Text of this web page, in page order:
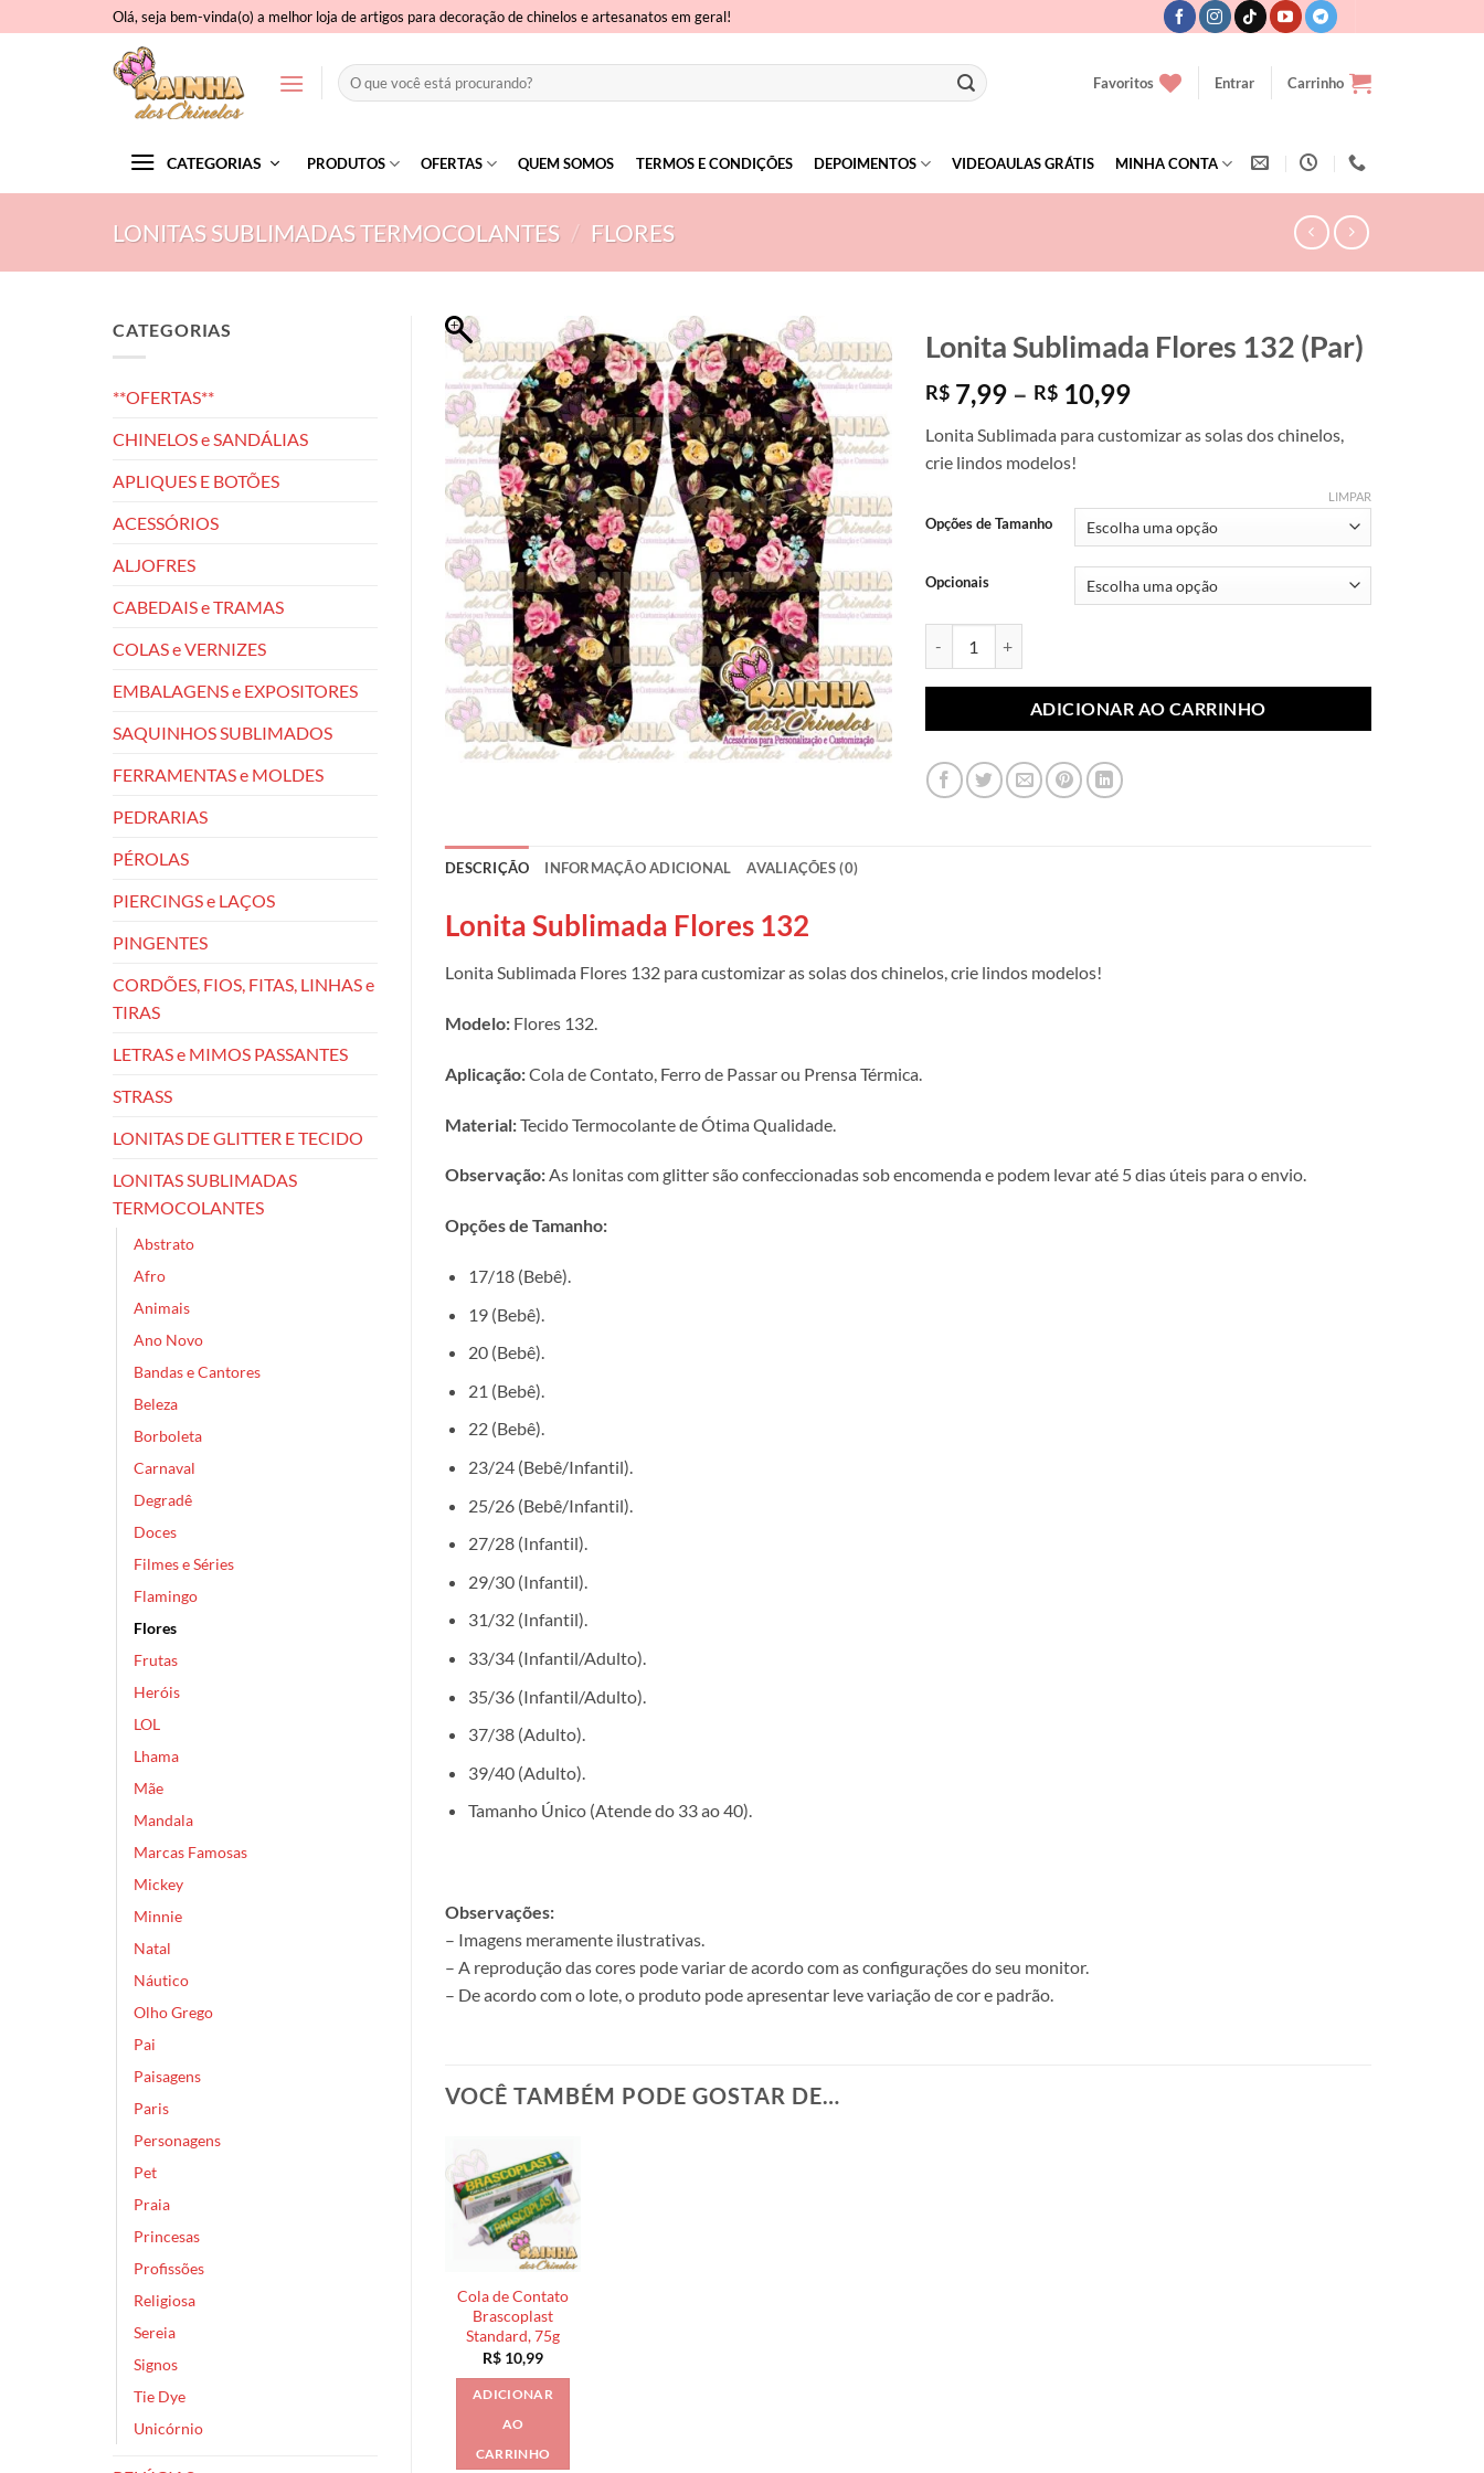
to
Olá, seja bem-vinda(o) a melhor loja de artigos para decoração de chinelos e artesanatos em geral!
Pesquisar
por:
Favoritos Entrar Carrinho
CATEGORIAS PRODUTOS OFERTAS QUEM SOMOS TERMOS E CONDIÇÕES DEPOIMENTOS VIDEOAULAS GRÁTIS MINHA CONTA
LONITAS SUBLIMADAS TERMOCOLANTES / FLORES
CATEGORIAS
**OFERTAS**
CHINELOS e SANDÁLIAS
APLIQUES E BOTÕES
ACESSÓRIOS
ALJOFRES
CABEDAIS e TRAMAS
COLAS e VERNIZES
EMBALAGENS e EXPOSITORES
SAQUINHOS SUBLIMADOS
FERRAMENTAS e MOLDES
PEDRARIAS
PÉROLAS
PIERCINGS e LAÇOS
PINGENTES
CORDÕES, FIOS, FITAS, LINHAS e
TIRAS
LETRAS e MIMOS PASSANTES
STRASS
LONITAS DE GLITTER E TECIDO
LONITAS SUBLIMADAS
TERMOCOLANTES
Abstrato
Afro
Animais
Ano Novo
Bandas e Cantores
Beleza
Borboleta
Carnaval
Degradê
Doces
Filmes e Séries
Flamingo
Flores
Frutas
Heróis
LOL
Lhama
Mãe
Mandala
Marcas Famosas
Mickey
Minnie
Natal
Náutico
Olho Grego
Pai
Paisagens
Paris
Personagens
Pet
Praia
Princesas
Profissões
Religiosa
Sereia
Signos
Tie Dye
Unicórnio
Lonita Sublimada Flores 132 (Par)
R$7,99 – R$10,99Faixa
preço:
R$ 10,99
Lonita Sublimada para customizar as solas dos chinelos,
crie lindos modelos!
Opções de Tamanho
Opcionais
LIMPAR
ADICIONAR AO CARRINHO
DESCRIÇÃO INFORMAÇÃO ADICIONAL AVALIAÇÕES (0)
Lonita Sublimada Flores 132
Lonita Sublimada Flores 132 para customizar as solas dos chinelos, crie lindos modelos!
Modelo: Flores 132.
Aplicação:Cola de Contato, Ferro de Passar ou Prensa Térmica.
Material:Tecido Termocolante de Ótima Qualidade.
Observação:As lonitas com glitter são confeccionadas sob encomenda e podem levar até 5 dias úteis para o envio.
Opções de Tamanho:
17/18 (Bebê).
19 (Bebê).
20 (Bebê).
21 (Bebê).
22 (Bebê).
23/24 (Bebê/Infantil).
25/26 (Bebê/Infantil).
27/28 (Infantil).
29/30 (Infantil).
31/32 (Infantil).
33/34 (Infantil/Adulto).
35/36 (Infantil/Adulto).
37/38 (Adulto).
39/40 (Adulto).
Tamanho Único (Atende do 33 ao 40).
Observações:
– Imagens meramente ilustrativas.
– A reprodução das cores pode variar de acordo com as configurações do seu monitor.
– De acordo com o lote, o produto pode apresentar leve variação de cor e padrão.
VOCÊ TAMBÉM PODE GOSTAR DE…
Cola de Contato
Brascoplast
Standard, 75g
R$ 10,99
ADICIONAR
AO
CARRINHO